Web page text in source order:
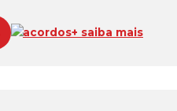
acordos+ saiba mais